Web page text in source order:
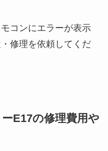
コンにエラーが表示
修理を依頼してくだ
E17の修理費用や